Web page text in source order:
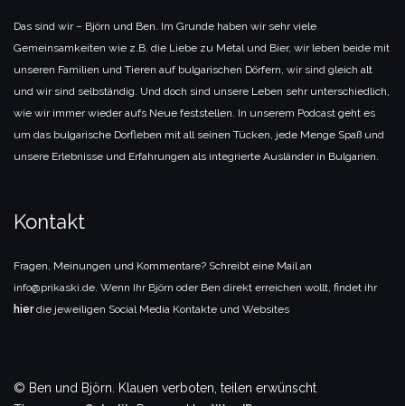
Das sind wir – Björn und Ben. Im Grunde haben wir sehr viele
Gemeinsamkeiten wie z.B. die Liebe zu Metal und Bier, wir leben beide mit
unseren Familien und Tieren auf bulgarischen Dörfern, wir sind gleich alt
und wir sind selbständig. Und doch sind unsere Leben sehr unterschiedlich,
wie wir immer wieder aufs Neue feststellen. In unserem Podcast geht es
um das bulgarische Dorfleben mit all seinen Tücken, jede Menge Spaß und
unsere Erlebnisse und Erfahrungen als integrierte Ausländer in Bulgarien.
Kontakt
Fragen, Meinungen und Kommentare? Schreibt eine Mail an
info@prikaski.de. Wenn Ihr Björn oder Ben direkt erreichen wollt, findet ihr
hierdie jeweiligen Social Media Kontakte und Websites
© Ben und Björn. Klauen verboten, teilen erwünscht